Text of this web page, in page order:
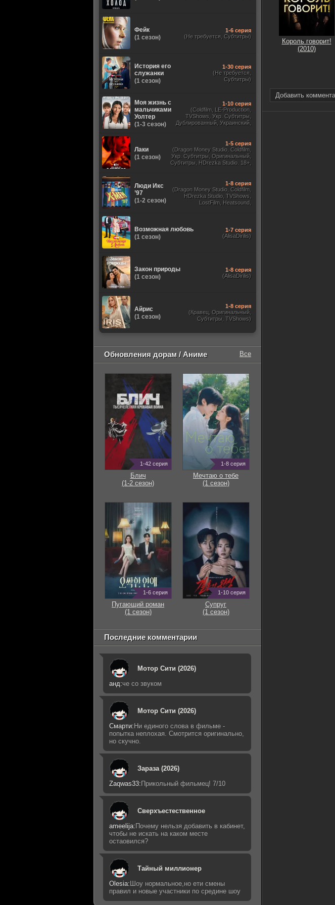
Король говорит!
(2010)
Добавить
Фейк
(1 сезон)
1-6 серия
(Не требуется, Субтитры)
История его
служанки
(1 сезон)
1-30 серия
(Не требуется,
Субтитры)
Моя жизнь с
мальчиками
Уолтер
(1-3 сезон)
1-10 серия
(Coldfilm, LE-Production,
TVShows, Укр. Субтитры,
Дублированный, Украинский,
Лаки
(1 сезон)
1-5 серия
(Dragon Money Studio, Coldfilm,
Укр. Субтитры, Оригинальный,
Субтитры, HDrezka Studio. 18+,
Люди Икс
’97
(1-2 сезон)
1-8 серия
(Dragon Money Studio, Coldfilm,
HDrezka Studio, TVShows,
LostFilm, Heatsound,
Возможная любовь
(1 сезон)
1-7 серия
(AlisaDirilis)
Закон природы
(1 сезон)
1-8 серия
(AlisaDirilis)
Айрис
(1 сезон)
1-8 серия
(Кравец, Оригинальный,
Субтитры, TVShows)
Обновления дорам / Аниме Все
1-42 серия
Блич
(1-2 сезон)
1-8 серия
Мечтаю о тебе
(1 сезон)
1-6 серия
Пугающий роман
(1 сезон)
1-10 серия
Супруг
(1 сезон)
Последние комментарии
Мотор Сити (2026)
анд:че со звуком
Мотор Сити (2026)
Смарти: Ни единого слова в фильме -
попытка неплохая. Смотрится оригинально,
но скучно.
Зараза (2026)
Zaqwas33: Прикольный фильмец! 7/10
Сверхъестественное
ameelija: Почему нельзя добавить в кабинет,
чтобы не искать на каком месте
остаовился?
Тайный миллионер
Olesia: Шоу нормальное,но ети смены
правил и новые участники по средине шоу